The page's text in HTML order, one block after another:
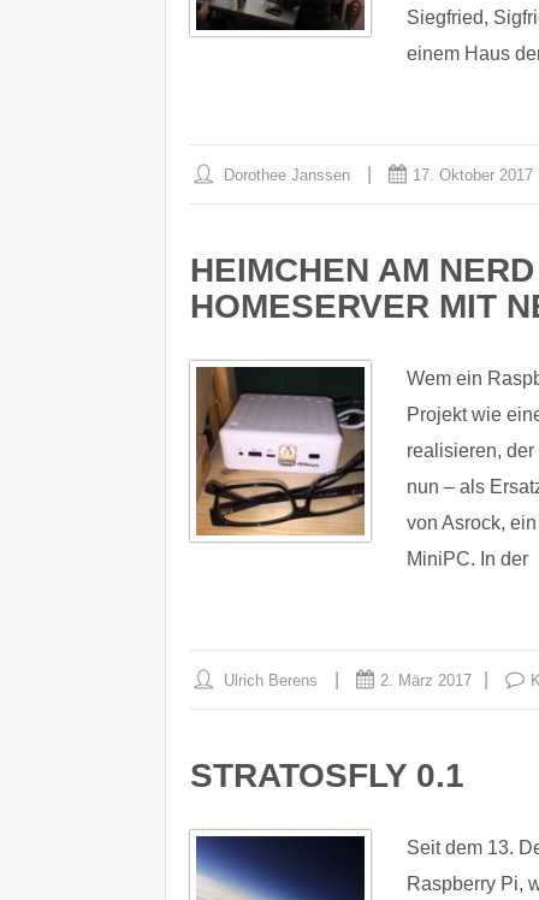
Siegfried,
einem Haus
Dorothee Janssen 17. Oktober 2017
HEIMCHEN AM
HOMESERVER MIT
Wem ein
Projekt wie
realisieren,
nun – als
von Asrock,
MiniPC. In der
Ulrich Berens 2. März 2017
STRATOSFLY 0.1
Seit dem 13.
Raspberry Pi,